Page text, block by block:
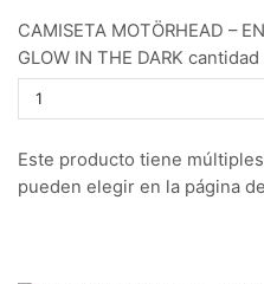
CAMISETA MOTÖRHEAD –
GLOW IN THE DARK cantidad
Este producto tiene
pueden elegir en la página